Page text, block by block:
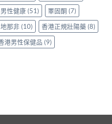
男性健康 (51) 睪固酮 (7)
那非 (10) 香港正規壯陽藥 (8)
港男性保健品 (9)